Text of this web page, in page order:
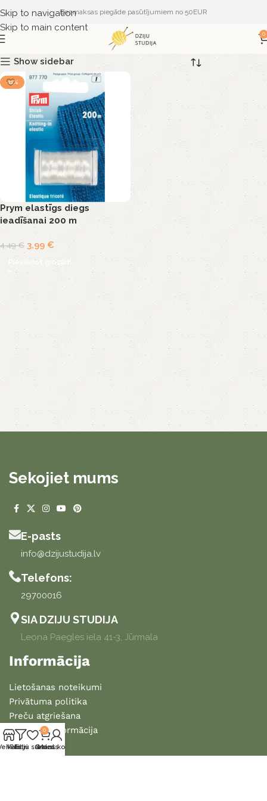
Skip to navigation
Skip to main content
Bezmaksas piegāde pasūtījumiem no 50EUR
0
Show sidebar
-11%
Prym elastīgs diegs
ieadīšanai 200 m
4,49€ 3,99 €
Pievienot grozam
Sekojiet mums
E-pasts
info@dzijustudija.lv
Telefons:
29700016
SIA DZIJU STUDIJA
Leona Paegles iela 41-3, Jūrmala
Informācija
Lietošanas noteikumi
Privātuma politika
Preču atgriešana
Piegādes informācija
Filtri
Vēlmju saraksts
0
Grozs
Mans konts